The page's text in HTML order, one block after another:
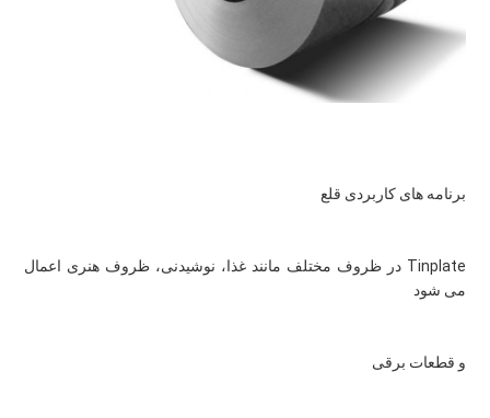
برنامه های کاربردی قلع
می شود
و قطعات برقی